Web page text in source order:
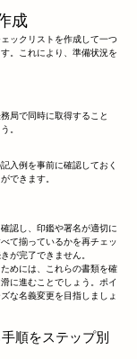
成
ックリストを作成して一つ
。これにより、準備状況を
局で同時に取得すること
。
入例を事前に確認しておく
できます。
認し、印鑑や署名が適切に
て揃っているかを再チェッ
が完了できません。
めには、これらの書類を確
に進むことでしょう。ポイ
な名義変更を目指しましょ
順をステップ別